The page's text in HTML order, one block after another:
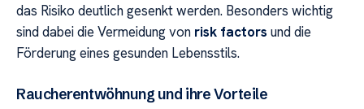
das Risiko deutlich gesenkt werden. Besonders wichtig
sind dabei die Vermeidung von risk factors und die
Förderung eines gesunden Lebensstils.
Raucherentwöhnung und ihre Vorteile